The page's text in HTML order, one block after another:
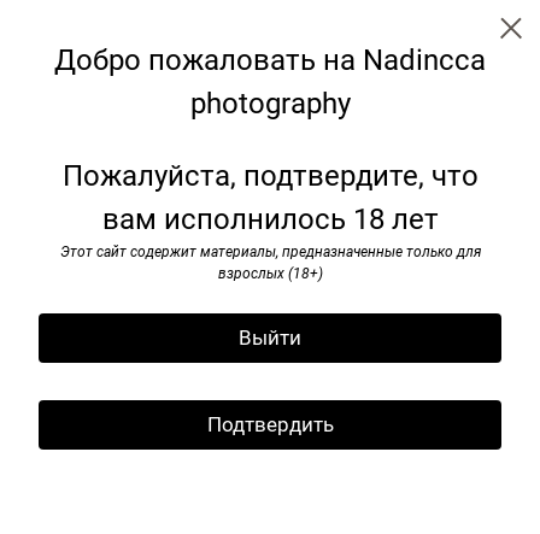
Добро пожаловать на Nadincca
photography
Пожалуйста, подтвердите, что
вам исполнилось 18 лет
Этот сайт содержит материалы, предназначенные только для
взрослых (18+)
Выйти
Подтвердить